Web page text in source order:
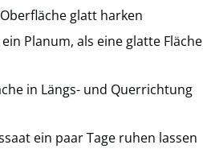
glatt harken
Planum, als eine glatte Fläche
in Längs- und Querrichtung
ein paar Tage ruhen lassen